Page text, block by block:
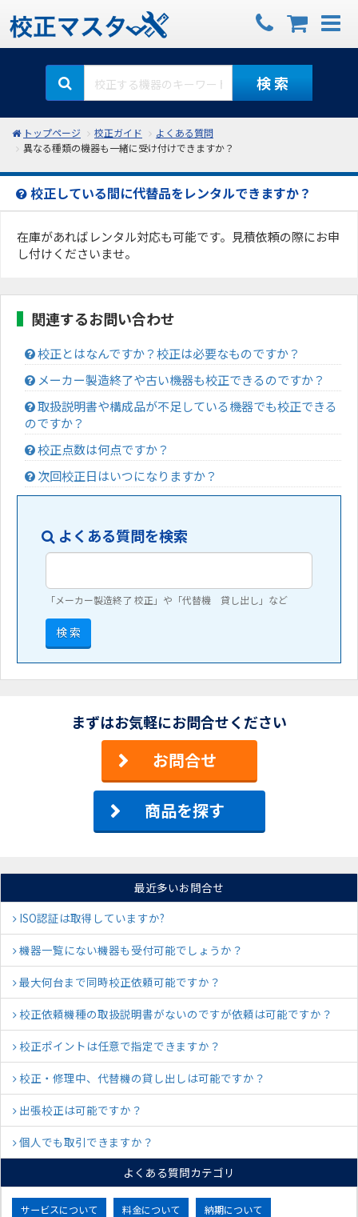
検 索
トップページ 校正ガイド
よくある質問
異なる種類の機器も一緒に受け付けできますか？
校正している間に代替品をレンタルできますか？
在庫があればレンタル対応も可能です。見積依頼の際にお申
し付けくださいませ。
関連するお問い合わせ
校正とはなんですか？校正は必要なものですか？
メーカー製造終了や古い機器も校正できるのですか？
取扱説明書や構成品が不足している機器でも校正できる
のですか？
校正点数は何点ですか？
次回校正日はいつになりますか？
よくある質問を検索
「メーカー製造終了 校正」や「代替機 貸し出し」など
検 索
まずはお気軽にお問合せください
お問合せ
商品を探す
最近多いお問合せ
ISO認証は取得していますか?
機器一覧にない機器も受付可能でしょうか？
最大何台まで同時校正依頼可能ですか？
校正依頼機種の取扱説明書がないのですが依頼は可能ですか？
校正ポイントは任意で指定できますか？
校正・修理中、代替機の貸し出しは可能ですか？
出張校正は可能ですか？
個人でも取引できますか？
よくある質問カテゴリ
サービスについて 料金について 納期について